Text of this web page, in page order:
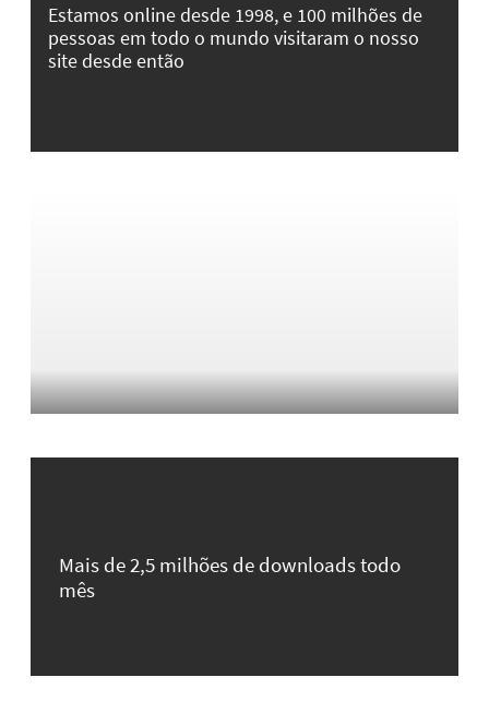
Estamos online desde 1998, e 100 milhões de
pessoas em todo o mundo visitaram o nosso
site desde então
Mais de 2,5 milhões de downloads todo
mês